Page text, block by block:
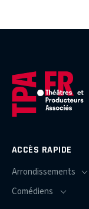
ACCÈS RAPIDE